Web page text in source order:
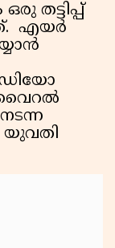
തട്ടിപ്പ്
എയര്‍
യുവതി